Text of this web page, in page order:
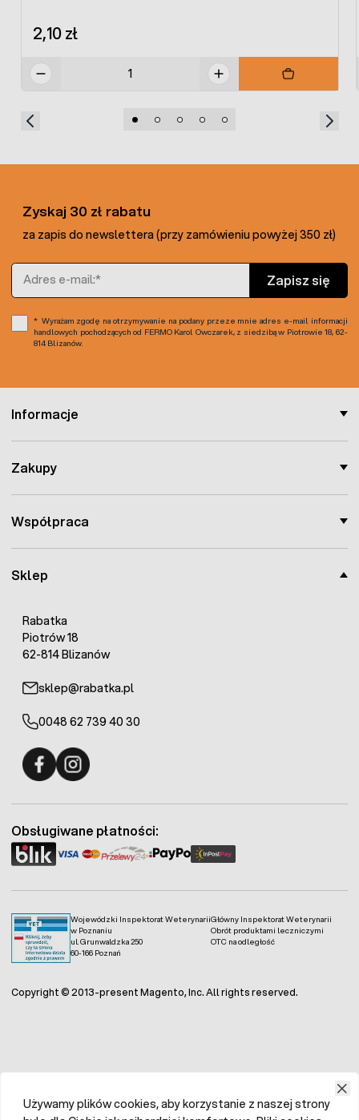
2,10 zł
Sklep
Rabatka
Piotrów 18
62-814 Blizanów
sklep@rabatka.pl
0048 62 739 40 30
Informacje
Zakupy
Współpraca
Zyskaj 30 zł rabatu
za zapis do newslettera (przy zamówieniu powyżej 350 zł)
Adres e-mail
Zapisz się
Wyrażam zgodę na otrzymywanie na podany przeze mnie adres e-mail informacji
handlowych pochodzących od FERMO Karol Owczarek, z siedzibą w Piotrowie 18, 62-
814 Blizanów.
Wojewódzki Inspektorat Weterynarii
w Poznaniu
ul. Grunwaldzka 250
60-166 Poznań
Główny Inspektorat Weterynarii
Obrót produktami leczniczymi
OTC na odległość
Obsługiwane płatności:
Copyright © 2013-present Magento, Inc. All rights reserved.
Używamy plików cookies, aby korzystanie z naszej strony